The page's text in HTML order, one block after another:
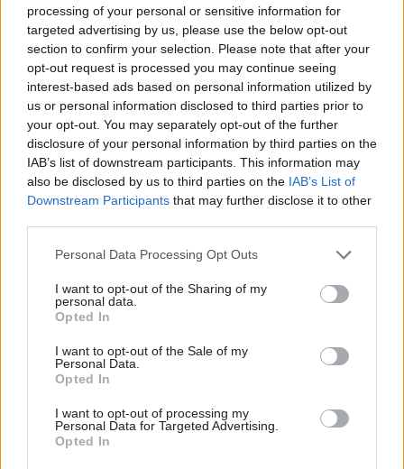
processing of your personal or sensitive information for
targeted advertising by us, please use the below opt-out
section to confirm your selection. Please note that after your
opt-out request is processed you may continue seeing
interest-based ads based on personal information utilized by
us or personal information disclosed to third parties prior to
your opt-out. You may separately opt-out of the further
disclosure of your personal information by third parties on the
IAB’s list of downstream participants. This information may
also be disclosed by us to third parties on the IAB’s List of
Downstream Participants that may further disclose it to other
Please note that this website/app uses one or more Google
not limited to your visit or usage behaviour. You may click to
grant or deny consent to Google and its third-party tags to
use your data for below specified purposes in below Google
consent section.
Personal Data Processing Opt Outs
I want to opt-out of the Sharing of my
personal data.
Opted In
I want to opt-out of the Sale of my
Personal Data.
Opted In
I want to opt-out of processing my
Personal Data for Targeted Advertising.
Opted In
Zdieľať článok
Pozrite si viac
Celý život na 21 metroch. Táto maringotka
ponúka únik do ticha prírody a život, v